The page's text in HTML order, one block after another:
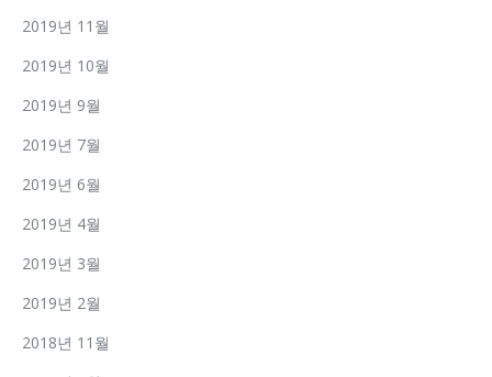
2019년 11월
2019년 10월
2019년 9월
2019년 7월
2019년 6월
2019년 4월
2019년 3월
2019년 2월
2018년 11월